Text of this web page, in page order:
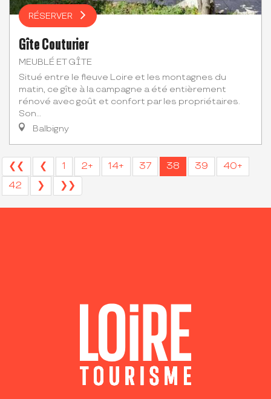
RÉSERVER
Gîte Couturier
MEUBLÉ ET GÎTE
Situé entre le fleuve Loire et les montagnes du
matin, ce gîte à la campagne a été entièrement
rénové avec goût et confort par les propriétaires.
Son...
Balbigny
❮❮ ❮ 1 2+ 14+ 37 38 39
40+
42
❯ ❯❯